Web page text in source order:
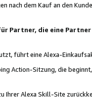
nach dem Kauf an den
Partner, die eine
führt eine Alexa-
Action-Sitzung, die
Ihrer Alexa Skill-Site